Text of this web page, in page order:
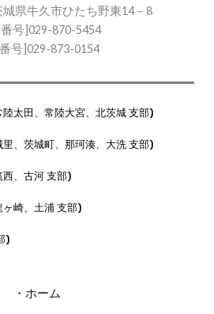
城県牛久市ひたち野東14－8
号]029-870-5454
号]029-873-0154
太田、常陸大宮、北茨城 支部)
、茨城町、那珂湊、大洗 支部)
、古河 支部)
崎、土浦 支部)
)
・ホーム